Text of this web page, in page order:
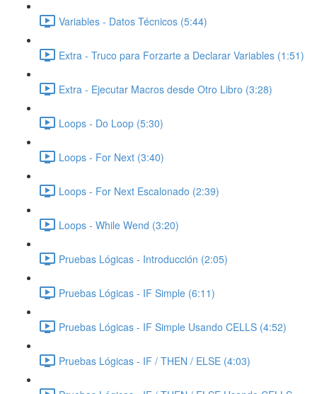
Variables - Datos Técnicos (5:44)
Extra - Truco para Forzarte a Declarar Variables (1:51)
Extra - Ejecutar Macros desde Otro Libro (3:28)
Loops - Do Loop (5:30)
Loops - For Next (3:40)
Loops - For Next Escalonado (2:39)
Loops - While Wend (3:20)
Pruebas Lógicas - Introducción (2:05)
Pruebas Lógicas - IF Simple (6:11)
Pruebas Lógicas - IF Simple Usando CELLS (4:52)
Pruebas Lógicas - IF / THEN / ELSE (4:03)